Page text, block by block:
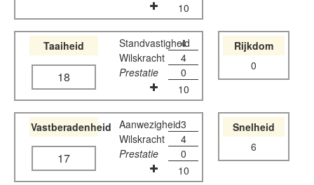
10
Taaiheid
18
Standvastigheid
4
Wilskracht
4
Prestatie
0
10
Rijkdom
0
Vastberadenheid
17
Aanwezigheid3
Wilskracht
4
Prestatie
0
10
Snelheid
6